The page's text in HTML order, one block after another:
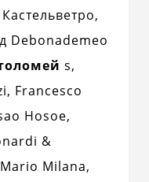
Debonademeo
s,
Francesco
Hosoe,
&
Milana,